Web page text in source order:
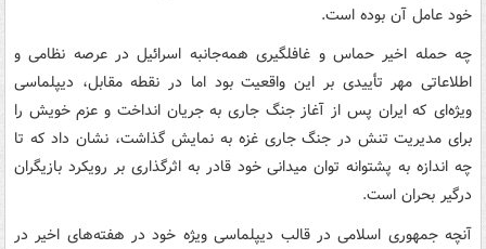
خود عامل آن بوده است.
چه حمله اخیر حماس و غافلگیری همه‌جانبه اسرائیل در عرصه نظامی و
اطلاعاتی مهر تأییدی بر این واقعیت بود اما در نقطه مقابل، دیپلماسی
ویژه‌ای که ایران پس از آغاز جنگ جاری به جریان انداخت و عزم خویش را
برای مدیریت تنش در جنگ جاری غزه به نمایش گذاشت، نشان داد که تا
چه اندازه به پشتوانه توان میدانی خود قادر به اثرگذاری بر رویکرد بازیگران
درگیر بحران است.
آنچه جمهوری اسلامی در قالب دیپلماسی ویژه خود در هفته‌های اخیر در